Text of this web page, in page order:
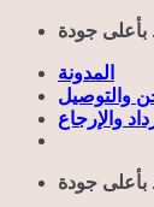
Skip
content
بأعلى جودة
المدونة
والتوصيل
والإرجاع
بأعلى جودة